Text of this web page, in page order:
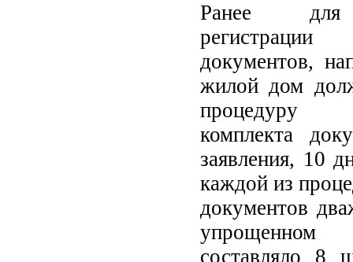
Ранее для
документов,
жилой дом
процедуру
комплекта
заявления, 10
каждой из
документов
составляло 8